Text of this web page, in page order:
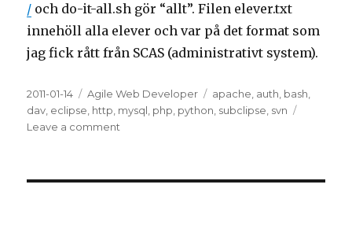
/ och do-it-all.sh gör “allt”. Filen elever.txt
innehöll alla elever och var på det format som
jag fick rått från SCAS (administrativt system).
Posted
on
2011-01-14 Categories
Agile Web Developer Tags
apache auth bash
dav eclipse http mysql php python subclipse svn
Leave a comment